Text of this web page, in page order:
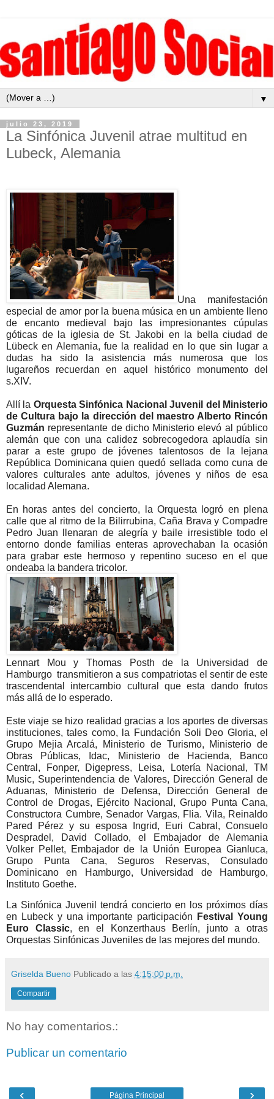
▼
julio 23, 2019
La Sinfónica Juvenil atrae multitud en
Lubeck, Alemania
Una manifestación
especial de amor por la buena música en un ambiente lleno
de encanto medieval bajo las impresionantes cúpulas
góticas de la iglesia de St. Jakobi en la bella ciudad de
Lübeck en Alemania, fue la realidad en lo que sin lugar a
dudas ha sido la asistencia más numerosa que los
lugareños recuerdan en aquel histórico monumento del
s.XIV.
Allí la Orquesta Sinfónica Nacional Juvenil del Ministerio
de Cultura bajo la dirección del maestro Alberto Rincón
Guzmán representante de dicho Ministerio elevó al público
alemán que con una calidez sobrecogedora aplaudía sin
parar a este grupo de jóvenes talentosos de la lejana
República Dominicana quien quedó sellada como cuna de
valores culturales ante adultos, jóvenes y niños de esa
localidad Alemana.
En horas antes del concierto, la Orquesta logró en plena
calle que al ritmo de la Bilirrubina, Caña Brava y Compadre
Pedro Juan llenaran de alegría y baile irresistible todo el
entorno donde familias enteras aprovechaban la ocasión
para grabar este hermoso y repentino suceso en el que
ondeaba la bandera tricolor.
Lennart Mou y Thomas Posth de la Universidad de
Hamburgo  transmitieron a sus compatriotas el sentir de este
trascendental intercambio cultural que esta dando frutos
más allá de lo esperado.
Este viaje se hizo realidad gracias a los aportes de diversas
instituciones, tales como, la Fundación Soli Deo Gloria, el
Grupo Mejia Arcalá, Ministerio de Turismo, Ministerio de
Obras Públicas, Idac, Ministerio de Hacienda, Banco
Central, Fonper, Digepress, Leisa, Lotería Nacional, TM
Music, Superintendencia de Valores, Dirección General de
Aduanas, Ministerio de Defensa, Dirección General de
Control de Drogas, Ejército Nacional, Grupo Punta Cana,
Constructora Cumbre, Senador Vargas, Flia. Vila, Reinaldo
Pared Pérez y su esposa Ingrid, Euri Cabral, Consuelo
Despradel, David Collado, el Embajador de Alemania
Volker Pellet, Embajador de la Unión Europea Gianluca,
Grupo Punta Cana, Seguros Reservas, Consulado
Dominicano en Hamburgo, Universidad de Hamburgo,
Instituto Goethe.
La Sinfónica Juvenil tendrá concierto en los próximos días
en Lubeck y una importante participación
Festival Young
Euro Classic, en el Konzerthaus Berlín, junto a otras
Orquestas Sinfónicas Juveniles de las mejores del mundo.
Griselda Bueno Publicado a las 4:15:00 p.m.
Compartir
No hay comentarios.:
Publicar un comentario
‹ ›
Página Principal